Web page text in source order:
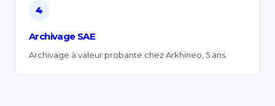
4
Archivage SAE
Archivage à valeur probante chez Arkhineo, 5 ans.